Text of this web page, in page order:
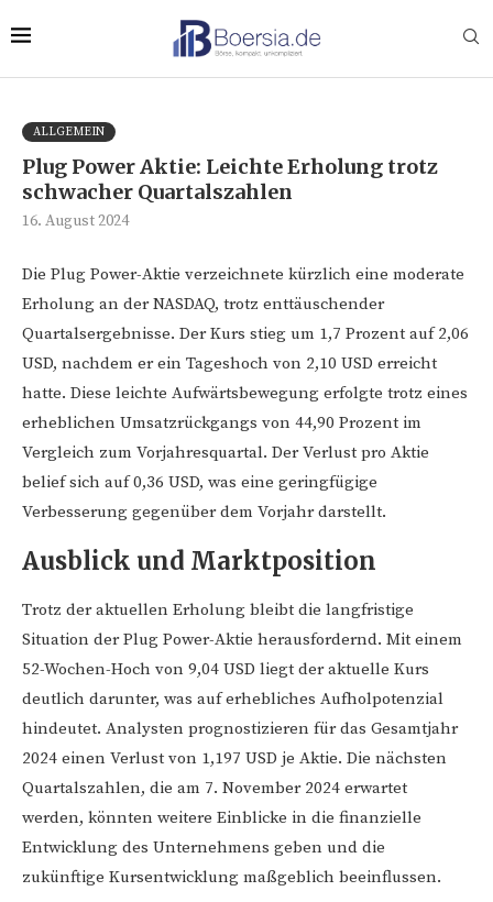
ALLGEMEIN
Plug Power Aktie: Leichte Erholung trotz
schwacher Quartalszahlen
16. August 2024
Die Plug Power-Aktie verzeichnete kürzlich eine moderate
Erholung an der NASDAQ, trotz enttäuschender
Quartalsergebnisse. Der Kurs stieg um 1,7 Prozent auf 2,06
USD, nachdem er ein Tageshoch von 2,10 USD erreicht
hatte. Diese leichte Aufwärtsbewegung erfolgte trotz eines
erheblichen Umsatzrückgangs von 44,90 Prozent im
Vergleich zum Vorjahresquartal. Der Verlust pro Aktie
belief sich auf 0,36 USD, was eine geringfügige
Verbesserung gegenüber dem Vorjahr darstellt.
Ausblick und Marktposition
Trotz der aktuellen Erholung bleibt die langfristige
Situation der Plug Power-Aktie herausfordernd. Mit einem
52-Wochen-Hoch von 9,04 USD liegt der aktuelle Kurs
deutlich darunter, was auf erhebliches Aufholpotenzial
hindeutet. Analysten prognostizieren für das Gesamtjahr
2024 einen Verlust von 1,197 USD je Aktie. Die nächsten
Quartalszahlen, die am 7. November 2024 erwartet
werden, könnten weitere Einblicke in die finanzielle
Entwicklung des Unternehmens geben und die
zukünftige Kursentwicklung maßgeblich beeinflussen.